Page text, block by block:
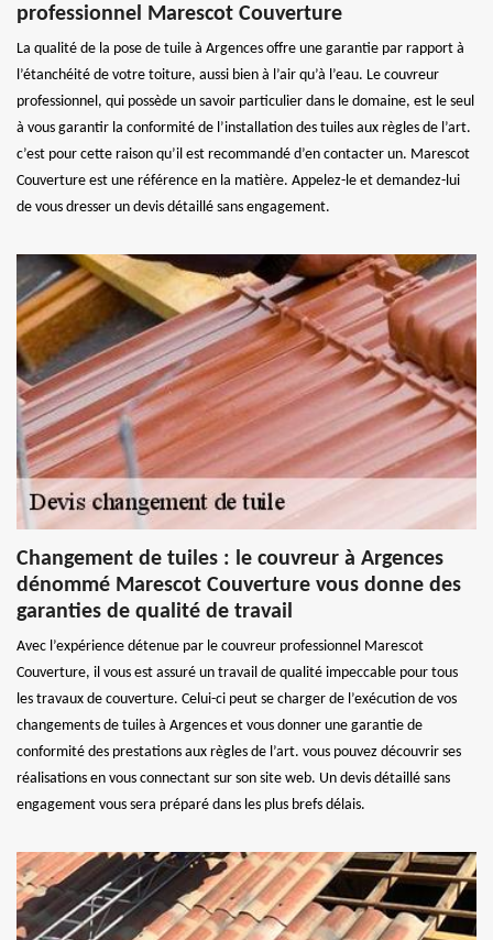
professionnel Marescot Couverture
La qualité de la pose de tuile à Argences offre une garantie par rapport à
l’étanchéité de votre toiture, aussi bien à l’air qu’à l’eau. Le couvreur
professionnel, qui possède un savoir particulier dans le domaine, est le seul
à vous garantir la conformité de l’installation des tuiles aux règles de l’art.
c’est pour cette raison qu’il est recommandé d’en contacter un. Marescot
Couverture est une référence en la matière. Appelez-le et demandez-lui
de vous dresser un devis détaillé sans engagement.
Changement de tuiles : le couvreur à Argences
dénommé Marescot Couverture vous donne des
garanties de qualité de travail
Avec l’expérience détenue par le couvreur professionnel Marescot
Couverture, il vous est assuré un travail de qualité impeccable pour tous
les travaux de couverture. Celui-ci peut se charger de l’exécution de vos
changements de tuiles à Argences et vous donner une garantie de
conformité des prestations aux règles de l’art. vous pouvez découvrir ses
réalisations en vous connectant sur son site web. Un devis détaillé sans
engagement vous sera préparé dans les plus brefs délais.